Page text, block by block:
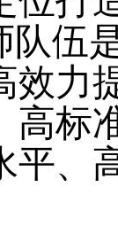
队伍
效力
高标
平、